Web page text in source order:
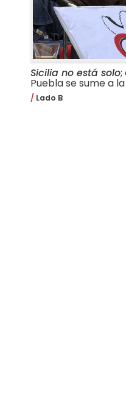
Sicilia no está solo;
Puebla se sume a
Lado B